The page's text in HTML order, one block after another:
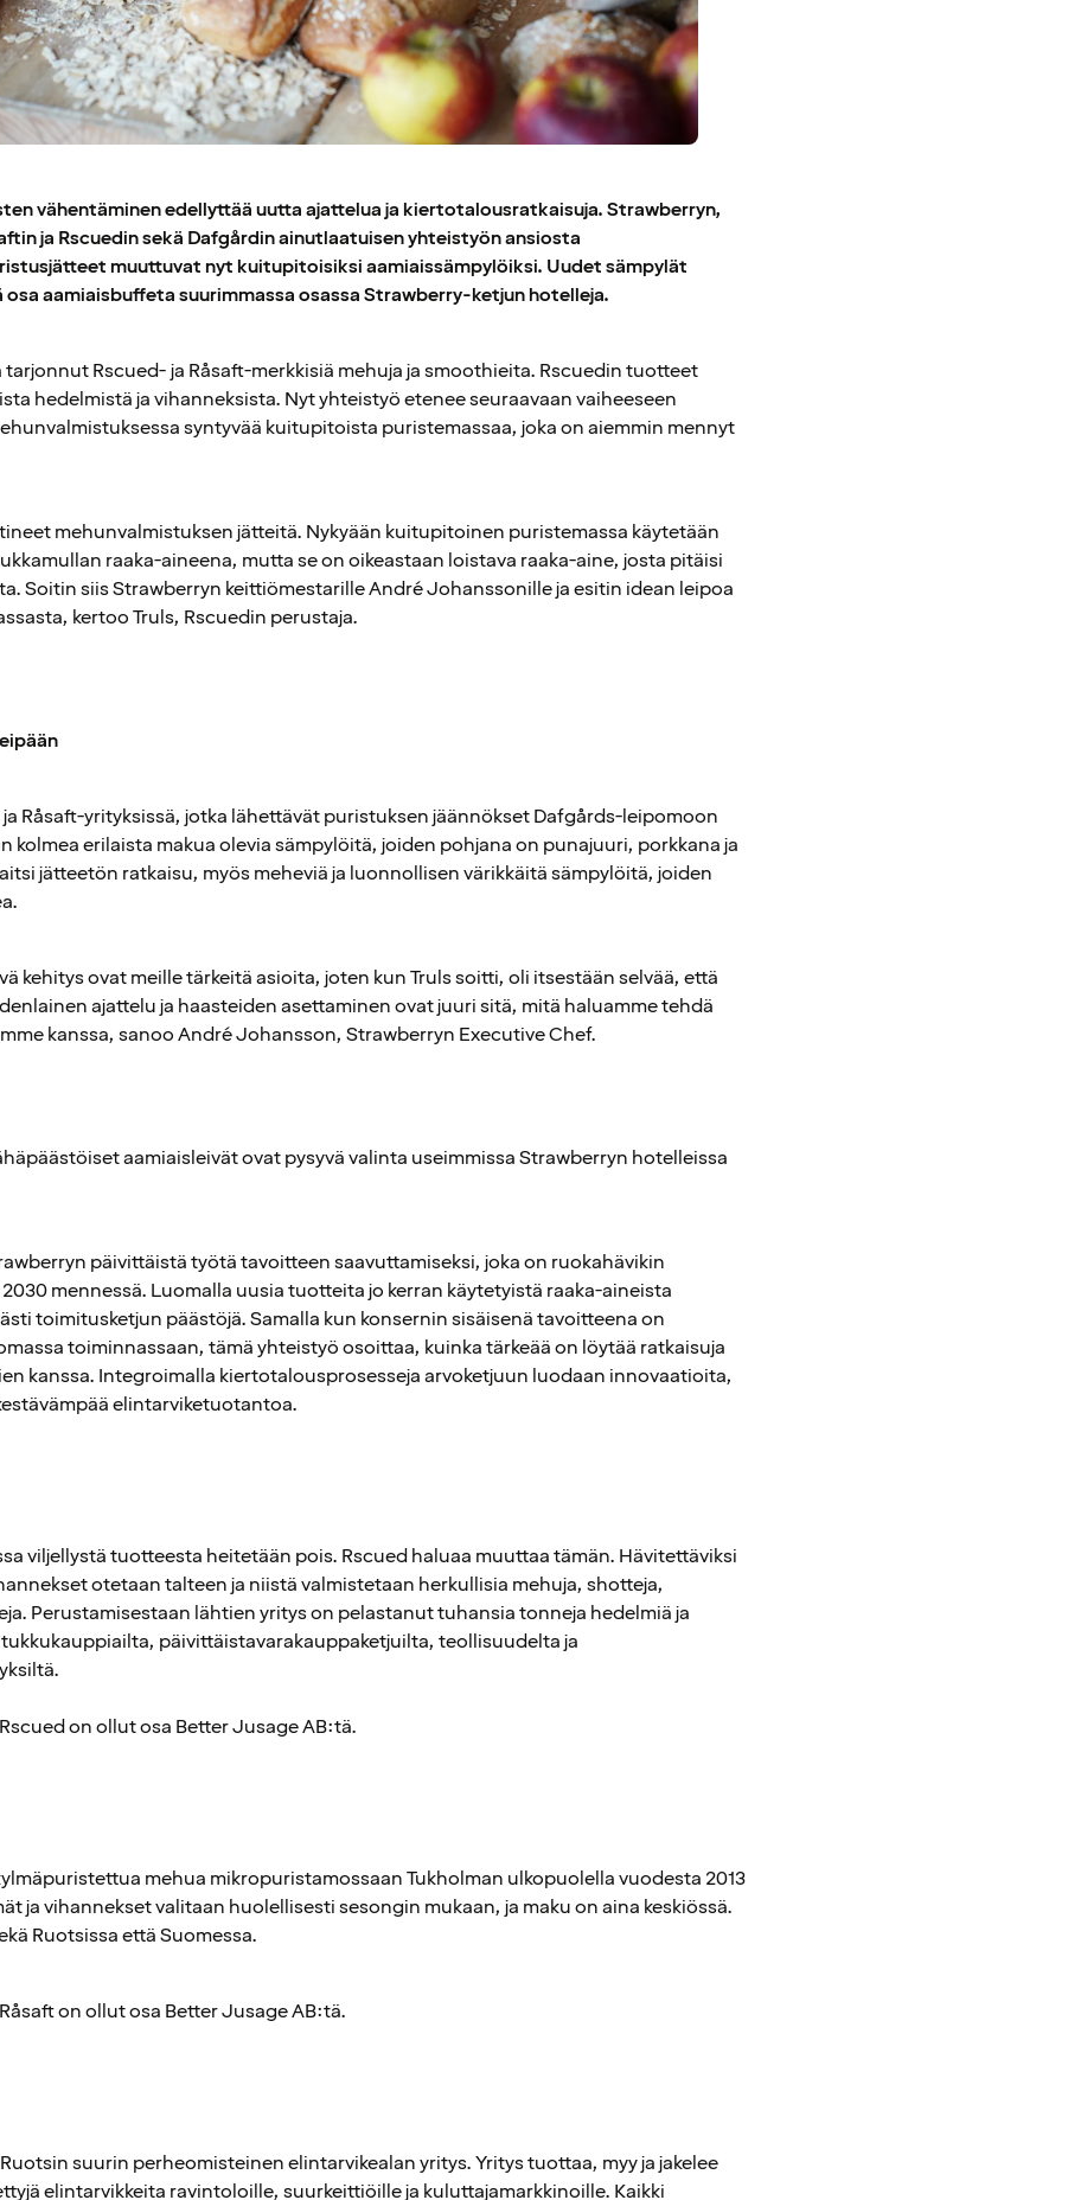
vähentäminen edellyttää uutta ajattelua ja kiertotalousratkaisuja. Strawberryn,
ja Rscuedin sekä Dafgårdin ainutlaatuisen yhteistyön ansiosta
muuttuvat nyt kuitupitoisiksi aamiaissämpylöiksi. Uudet sämpylät
aamiaisbuffeta suurimmassa osassa Strawberry-ketjun hotelleja.
Rscued- ja Råsaft-merkkisiä mehuja ja smoothieita. Rscuedin tuotteet
hedelmistä ja vihanneksista. Nyt yhteistyö etenee seuraavaan vaiheeseen
syntyvää kuitupitoista puristemassaa, joka on aiemmin mennyt
mehunvalmistuksen jätteitä. Nykyään kuitupitoinen puristemassa käytetään
raaka-aineena, mutta se on oikeastaan loistava raaka-aine, josta pitäisi
Soitin siis Strawberryn keittiömestarille André Johanssonille ja esitin idean leipoa
kertoo Truls, Rscuedin perustaja.
ja Råsaft-yrityksissä, jotka lähettävät puristuksen jäännökset Dafgårds-leipomoon
kolmea erilaista makua olevia sämpylöitä, joiden pohjana on punajuuri, porkkana ja
jätteetön ratkaisu, myös meheviä ja luonnollisen värikkäitä sämpylöitä, joiden
kehitys ovat meille tärkeitä asioita, joten kun Truls soitti, oli itsestään selvää, että
ajattelu ja haasteiden asettaminen ovat juuri sitä, mitä haluamme tehdä
kanssa, sanoo André Johansson, Strawberryn Executive Chef.
aamiaisleivät ovat pysyvä valinta useimmissa Strawberryn hotelleissa
päivittäistä työtä tavoitteen saavuttamiseksi, joka on ruokahävikin
mennessä. Luomalla uusia tuotteita jo kerran käytetyistä raaka-aineista
toimitusketjun päästöjä. Samalla kun konsernin sisäisenä tavoitteena on
toiminnassaan, tämä yhteistyö osoittaa, kuinka tärkeää on löytää ratkaisuja
kanssa. Integroimalla kiertotalousprosesseja arvoketjuun luodaan innovaatioita,
elintarviketuotantoa.
viljellystä tuotteesta heitetään pois. Rscued haluaa muuttaa tämän. Hävitettäviksi
otetaan talteen ja niistä valmistetaan herkullisia mehuja, shotteja,
Perustamisestaan lähtien yritys on pelastanut tuhansia tonneja hedelmiä ja
päivittäistavarakauppaketjuilta, teollisuudelta ja
on ollut osa Better Jusage AB:tä.
mehua mikropuristamossaan Tukholman ulkopuolella vuodesta 2013
ja vihannekset valitaan huolellisesti sesongin mukaan, ja maku on aina keskiössä.
Ruotsissa että Suomessa.
on ollut osa Better Jusage AB:tä.
suurin perheomisteinen elintarvikealan yritys. Yritys tuottaa, myy ja jakelee
elintarvikkeita ravintoloille, suurkeittiöille ja kuluttajamarkkinoille. Kaikki